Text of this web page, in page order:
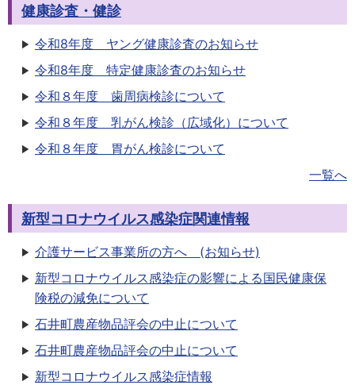
健康診査・健診
令和8年度 ヤング健康診査のお知らせ
令和8年度 特定健康診査のお知らせ
令和８年度 歯周病検診について
令和８年度 乳がん検診（広域化）について
令和８年度 胃がん検診について
一覧へ
新型コロナウイルス感染症関連情報
介護サービス事業所の方へ (お知らせ)
新型コロナウイルス感染症の影響による国民健康保
険税の減免について
石井町農産物品評会の中止について
石井町農産物品評会の中止について
新型コロナウイルス感染症情報